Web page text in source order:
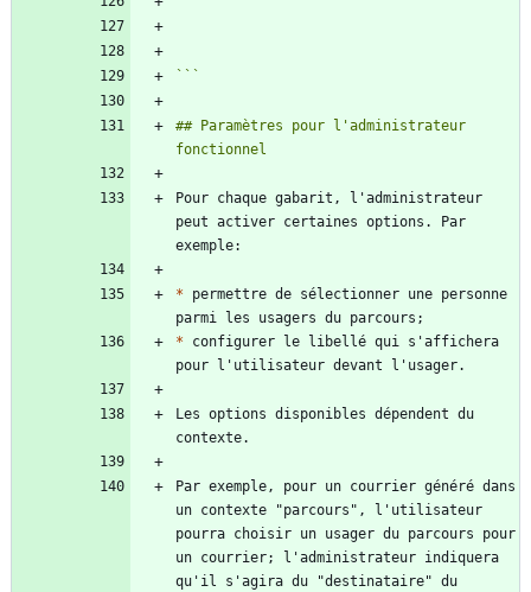
```
## Paramètres pour l'administrateur
Pour chaque gabarit, l'administrateur
peut activer certaines options. Par
* permettre de sélectionner une personne
* configurer le libellé qui s'affichera
Les options disponibles dépendent du
Par exemple, pour un courrier généré dans
un contexte "parcours", l'utilisateur
pourra choisir un usager du parcours pour
un courrier; l'administrateur indiquera
qu'il s'agira du "destinataire" du